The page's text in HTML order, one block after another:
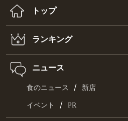
トップ
ランキング
ニュース
食のニュース / 新店
イベント / PR